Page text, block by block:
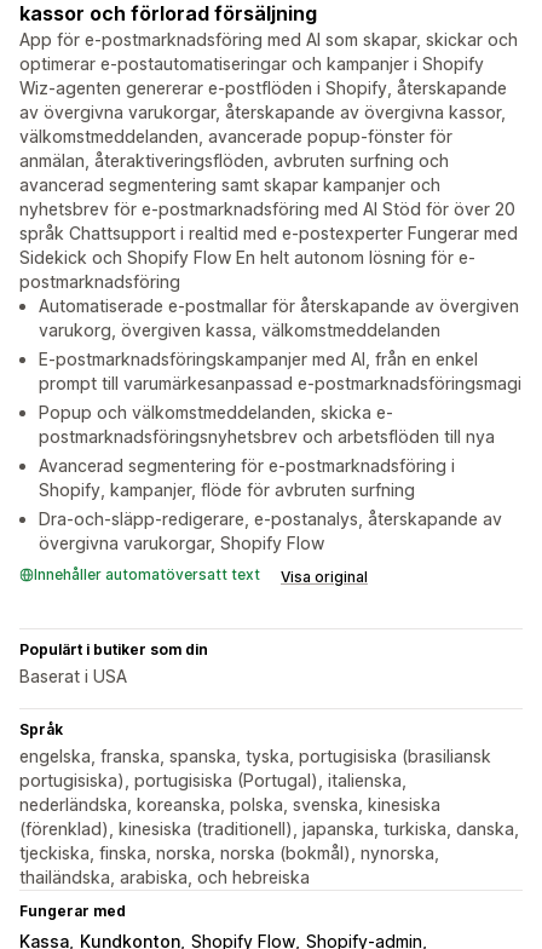
kassor och förlorad försäljning
App för e-postmarknadsföring med AI som skapar, skickar och
optimerar e-postautomatiseringar och kampanjer i Shopify
Wiz-agenten genererar e-postflöden i Shopify, återskapande
av övergivna varukorgar, återskapande av övergivna kassor,
välkomstmeddelanden, avancerade popup-fönster för
anmälan, återaktiveringsflöden, avbruten surfning och
avancerad segmentering samt skapar kampanjer och
nyhetsbrev för e-postmarknadsföring med AI Stöd för över 20
språk Chattsupport i realtid med e-postexperter Fungerar med
Sidekick och Shopify Flow En helt autonom lösning för e-
postmarknadsföring
Automatiserade e-postmallar för återskapande av övergiven
varukorg, övergiven kassa, välkomstmeddelanden
E-postmarknadsföringskampanjer med AI, från en enkel
prompt till varumärkesanpassad e-postmarknadsföringsmagi
Popup och välkomstmeddelanden, skicka e-
postmarknadsföringsnyhetsbrev och arbetsflöden till nya
Avancerad segmentering för e-postmarknadsföring i
Shopify, kampanjer, flöde för avbruten surfning
Dra-och-släpp-redigerare, e-postanalys, återskapande av
övergivna varukorgar, Shopify Flow
Innehåller automatöversatt text Visa original
Populärt i butiker som din
Baserat i USA
Språk
engelska, franska, spanska, tyska, portugisiska (brasiliansk
portugisiska), portugisiska (Portugal), italienska,
nederländska, koreanska, polska, svenska, kinesiska
(förenklad), kinesiska (traditionell), japanska, turkiska, danska,
tjeckiska, finska, norska, norska (bokmål), nynorska,
thailändska, arabiska, och hebreiska
Fungerar med
Kassa Kundkonton Shopify Flow Shopify-admin